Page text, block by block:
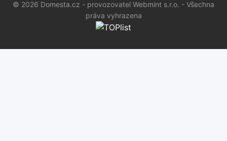
© 2026 Domesta.cz - provozovatel Webmint s.r.o. - Všechna
práva vyhrazena